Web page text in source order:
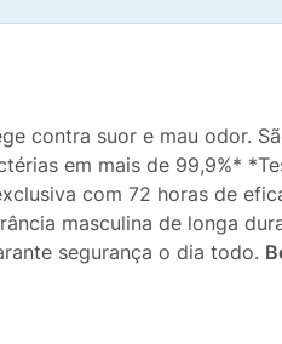
contra suor e mau odor.
em mais de 99,9%*
com 72 horas de
masculina de longa
segurança o dia todo.